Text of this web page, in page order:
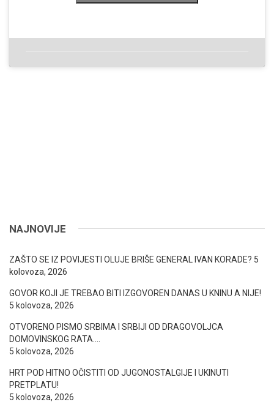
NAJNOVIJE
ZAŠTO SE IZ POVIJESTI OLUJE BRIŠE GENERAL IVAN KORADE? 5
kolovoza, 2026
GOVOR KOJI JE TREBAO BITI IZGOVOREN DANAS U KNINU A NIJE!
5 kolovoza, 2026
OTVORENO PISMO SRBIMA I SRBIJI OD DRAGOVOLJCA
DOMOVINSKOG RATA….
5 kolovoza, 2026
HRT POD HITNO OČISTITI OD JUGONOSTALGIJE I UKINUTI
PRETPLATU!
5 kolovoza, 2026